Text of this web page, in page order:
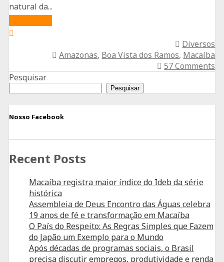
natural da...
Familiares
Antônio
da
como
Antônio”,
Falecido
no
Amazonas
Diversos
Amazonas, Boa Vista dos Ramos, Macaíba
57 Comments
Pesquisar
Pesquisar
Nosso Facebook
Recent Posts
Macaíba registra maior índice do Ideb da série
histórica
Assembleia de Deus Encontro das Águas celebra
19 anos de fé e transformação em Macaíba
O País do Respeito: As Regras Simples que Fazem
do Japão um Exemplo para o Mundo
Após décadas de programas sociais, o Brasil
precisa discutir empregos, produtividade e renda